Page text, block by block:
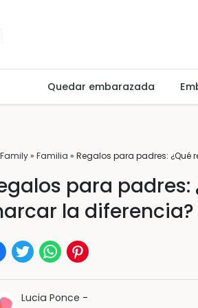
Quedar embarazada
» Familia » Regalos para padres: ¿Qué
para
la diferencia?
Lucia Ponce -